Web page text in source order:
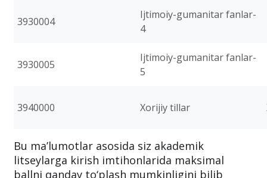
3930004
Ijtimoiy-gumanitar fanlar-
4
3930005
Ijtimoiy-gumanitar fanlar-
5
3940000 Xorijiy tillar
Bu ma’lumotlar asosida siz akademik
litseylarga kirish imtihonlarida maksimal
ballni qanday to‘plash mumkinligini bilib